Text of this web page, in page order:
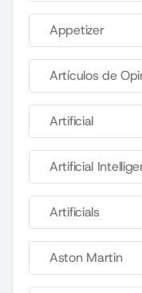
Appetizer
Artículos de
Artificial
Artificial
Artificials
Aston Martin